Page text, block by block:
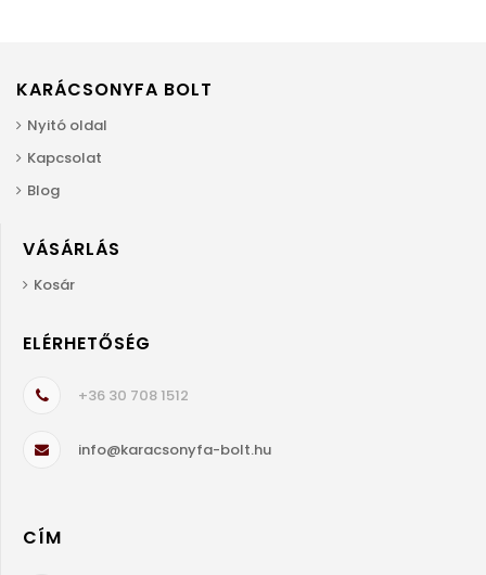
KARÁCSONYFA BOLT
Nyitó oldal
Kapcsolat
Blog
VÁSÁRLÁS
Kosár
ELÉRHETŐSÉG
+36 30 708 1512
info@karacsonyfa-bolt.hu
CÍM